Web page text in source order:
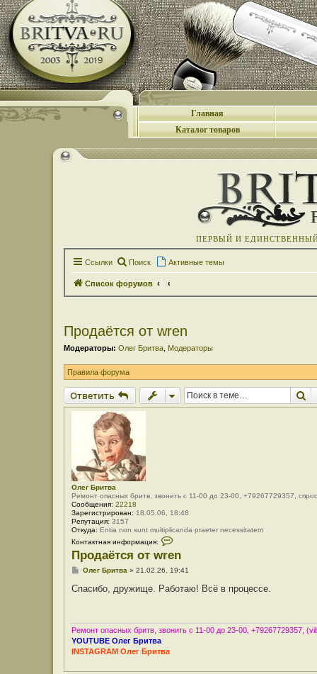
Главная
Каталог товаров
ПЕРВЫЙ И
Ссылки Поиск Активные темы
Список форумов
Продаётся от wren
Модераторы: Олег Бритва Модераторы
Правила форума
Ответить
Олег Бритва
Ремонт опасных бритв, звонить с 11-00 до 23-00, +79267729357,
Сообщения: 22218
Зарегистрирован: 18.05.06, 18:48
Репутация: 3157
Откуда: Entia non sunt multiplicanda praeter necessitatem
Контактная информация:
н
а
т
и
н
Продаётся от wren
С
о
и
е
Олег Бритва » 21.02.26, 19:41
Спасибо, дружище. Работаю! Всё в процессе.
Ремонт опасных бритв, звонить с 11-00 до 23-00, +79267729357,
YOUTUBE Олег Бритва
INSTAGRAM Олег Бритва